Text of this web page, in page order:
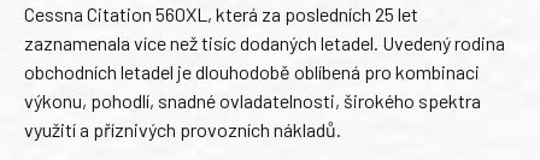
Cessna Citation 560XL, která za posledních 25 let
zaznamenala více než tisíc dodaných letadel. Uvedený rodina
obchodních letadel je dlouhodobě oblíbená pro kombinaci
výkonu, pohodlí, snadné ovladatelnosti, širokého spektra
využití a příznivých provozních nákladů.